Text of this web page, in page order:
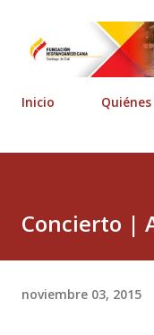
Ir
Inicio
Concierto |
noviembre 03, 2015